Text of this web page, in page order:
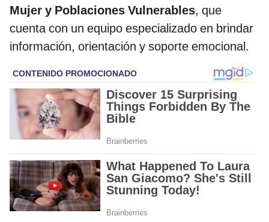
Mujer y Poblaciones Vulnerables, que
cuenta con un equipo especializado en brindar
información, orientación y soporte emocional.